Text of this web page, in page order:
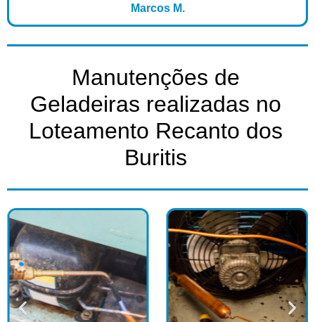
Marcos M.
Manutenções de
Geladeiras realizadas no
Loteamento Recanto dos
Buritis​